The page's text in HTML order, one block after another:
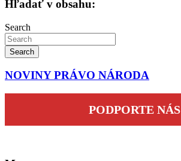
Hľadať v obsahu:
Search
Search
NOVINY PRÁVO NÁRODA
PODPORTE NÁS